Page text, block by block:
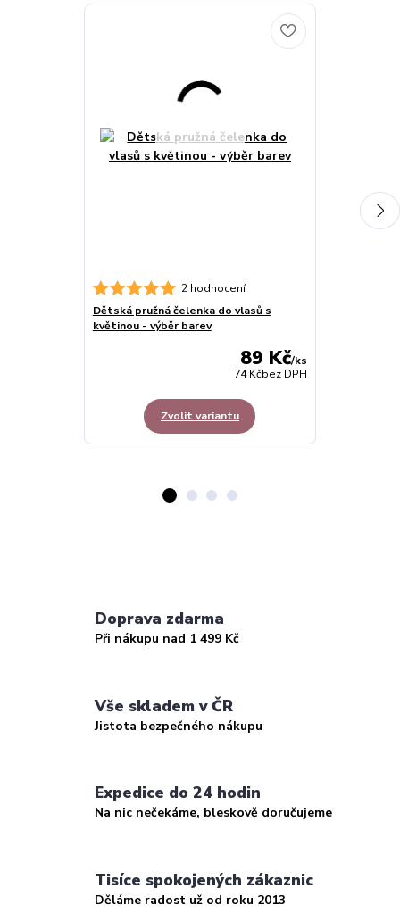
2 hodnocení
Dětská pružná čelenka do vlasů s
květinou - výběr barev
89 Kč/ks
74 Kčbez DPH
Zvolit variantu
Doprava zdarma
Při nákupu nad 1 499 Kč
Vše skladem v ČR
Jistota bezpečného nákupu
Expedice do 24 hodin
Na nic nečekáme, bleskově doručujeme
Tisíce spokojených zákaznic
Děláme radost už od roku 2013